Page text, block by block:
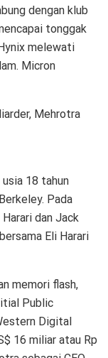
dengan klub
tonggak
melewati
Micron
Mehrotra
18 tahun
Pada
dan Jack
Eli Harari
memori flash,
Public
Digital
16 miliar atau Rp